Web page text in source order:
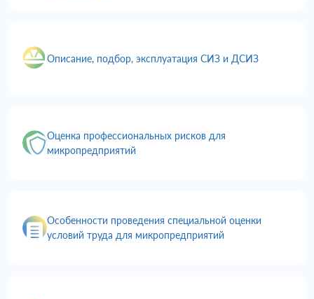
Описание, подбор, эксплуатация СИЗ и ДСИЗ
Оценка профессиональных рисков для
микропредприятий
Особенности проведения специальной оценки
условий труда для микропредприятий